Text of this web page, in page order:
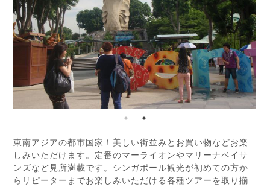
東南アジアの都市国家！美しい街並みとお買い物などお楽
しみいただけます。定番のマーライオンやマリーナベイサ
ンズなど見所満載です。シンガポール観光が初めての方か
らリピーターまでお楽しみいただける各種ツアーを取り揃